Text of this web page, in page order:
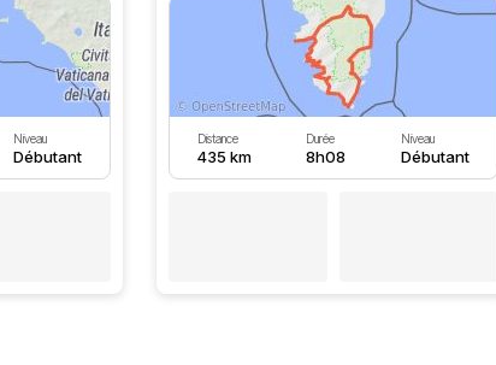
Niveau
Débutant
Distance
435 km
Durée
8h08
Niveau
Débutant